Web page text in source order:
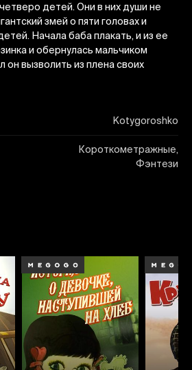
детей. Они в них души не
змей о пяти головах и
Начала баба плакать, и из ее
и обернулась мальчиком
он вызволить из плена своих
Kotygoroshko
Короткометражные,
Фэнтези